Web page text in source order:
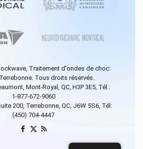
, Traitement d'ondes de choc:
Tous droits réservés.
Mont-Royal, QC, H3P 3E5, Tél.:
1-877-672-9060
200, Terrebonne, QC, J6W 5S6, Tél:
(450) 704-4447